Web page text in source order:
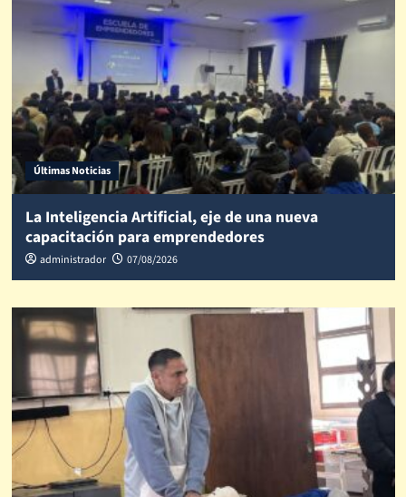
Últimas Noticias
La Inteligencia Artificial, eje de una nueva
capacitación para emprendedores
administrador 07/08/2026